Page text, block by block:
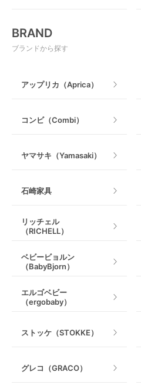
授乳グッズ・ママ用品
BRAND
ブランドから探す
アップリカ（Aprica）
コンビ（Combi）
ヤマサキ（Yamasaki）
石崎家具
リッチェル
（RICHELL）
ベビービョルン
（BabyBjorn）
エルゴベビー
（ergobaby）
ストッケ（STOKKE）
グレコ（GRACO）